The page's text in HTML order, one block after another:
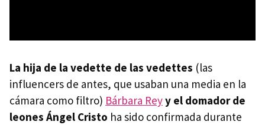
La hija de la vedette de las vedettes (las
influencers de antes, que usaban una media en la
cámara como filtro) Bárbara Reyy el domador de
leones Ángel Cristo ha sido confirmada durante